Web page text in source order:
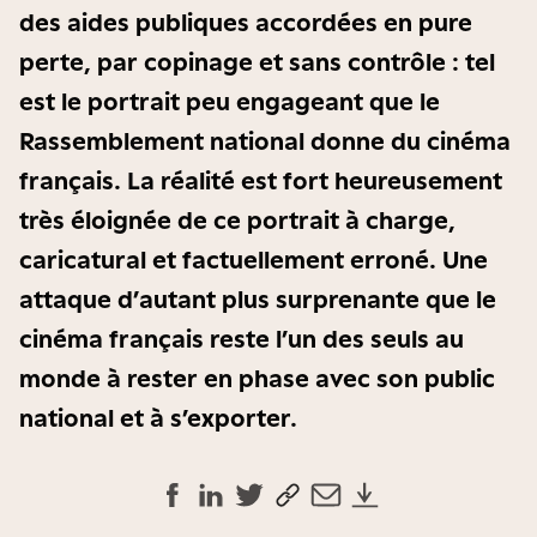
des aides publiques accordées en pure
perte, par copinage et sans contrôle : tel
est le portrait peu engageant que le
Rassemblement national donne du cinéma
français. La réalité est fort heureusement
très éloignée de ce portrait à charge,
caricatural et factuellement erroné. Une
attaque d’autant plus surprenante que le
cinéma français reste l’un des seuls au
monde à rester en phase avec son public
national et à s’exporter.